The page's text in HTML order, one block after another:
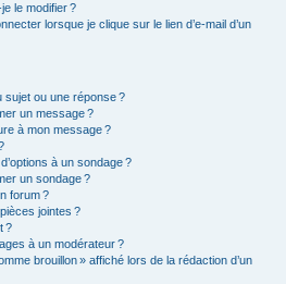
le modifier ?
lorsque je clique sur le lien d’e-mail d’un
sujet ou une réponse ?
un message ?
à mon message ?
à un sondage ?
un sondage ?
forum ?
jointes ?
?
à un modérateur ?
brouillon » affiché lors de la rédaction d’un